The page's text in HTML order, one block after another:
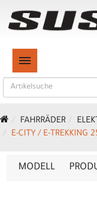
TOGGLE NAVIGATION
FAHRRÄDER
E-CITY / E-TREKKING
MODELL